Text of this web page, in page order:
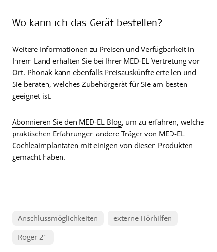
Wo kann ich das Gerät bestellen?
Weitere Informationen zu Preisen und Verfügbarkeit in
Ihrem Land erhalten Sie bei Ihrer MED-EL Vertretung vor
Ort. Phonak kann ebenfalls Preisauskünfte erteilen und
Sie beraten, welches Zubehörgerät für Sie am besten
geeignet ist.
Abonnieren Sie den MED-EL Blog, um zu erfahren, welche
praktischen Erfahrungen andere Träger von MED-EL
Cochleaimplantaten mit einigen von diesen Produkten
gemacht haben.
Anschlussmöglichkeiten
externe Hörhilfen
Roger 21